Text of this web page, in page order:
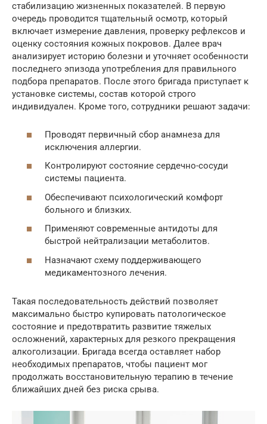
стабилизацию жизненных показателей. В первую
очередь проводится тщательный осмотр, который
включает измерение давления, проверку рефлексов и
оценку состояния кожных покровов. Далее врач
анализирует историю болезни и уточняет особенности
последнего эпизода употребления для правильного
подбора препаратов. После этого бригада приступает к
установке системы, состав которой строго
индивидуален. Кроме того, сотрудники решают задачи:
Проводят первичный сбор анамнеза для
исключения аллергии.
Контролируют состояние сердечно-сосуди
системы пациента.
Обеспечивают психологический комфорт
больного и близких.
Применяют современные антидоты для
быстрой нейтрализации метаболитов.
Назначают схему поддерживающего
медикаментозного лечения.
Такая последовательность действий позволяет
максимально быстро купировать патологическое
состояние и предотвратить развитие тяжелых
осложнений, характерных для резкого прекращения
алкоголизации. Бригада всегда оставляет набор
необходимых препаратов, чтобы пациент мог
продолжать восстановительную терапию в течение
ближайших дней без риска срыва.